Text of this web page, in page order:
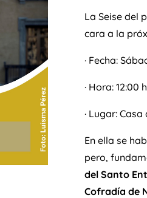
La Seise del
cara a la
· Fecha:
· Hora: 12:00
· Lugar:
En ella se
pero,
del Santo
Cofradía de